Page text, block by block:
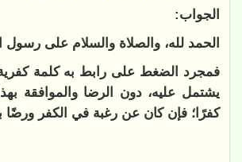
الجواب:
الحمد لله، والصلاة والسلام على رسول
فمجرد الضغط على رابط به كلمة
يشتمل عليه، دون الرضا والموافقة
كفرًا؛ فإن كان عن رغبة في الكفر ورضًا